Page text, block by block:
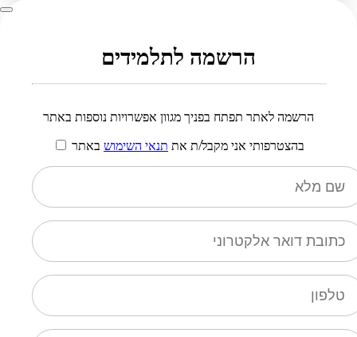
הרשמה לתלמידים
הרשמה לאתר תפתח בפניך מגוון אפשרויות נוספות באתר
בהצטרפותי אני מקבל/ת את תנאי השימוש באתר